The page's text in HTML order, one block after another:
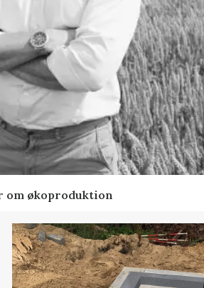
om økoproduktion